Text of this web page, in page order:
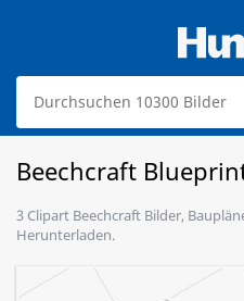
Beechcraft
3 Clipart Beechcraft Bilder,
Herunterladen.